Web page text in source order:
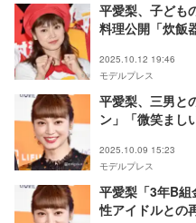
平愛梨、子ども
料理公開「炊飯
2025.10.12 19:46
モデルプレス
平愛梨、三男と
ン」「微笑まし
2025.10.09 15:23
モデルプレス
平愛梨「3年B組
性アイドルとの